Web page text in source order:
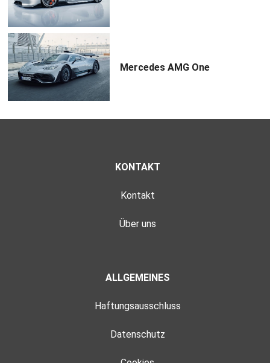
Mercedes AMG One
KONTAKT
Kontakt
Über uns
ALLGEMEINES
Haftungsausschluss
Datenschutz